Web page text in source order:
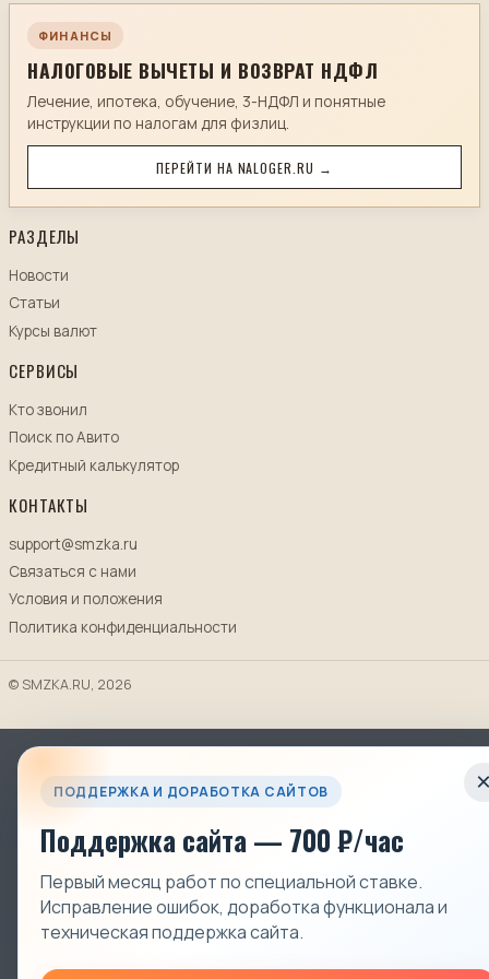
ФИНАНСЫ
НАЛОГОВЫЕ ВЫЧЕТЫ И ВОЗВРАТ НДФЛ
Лечение, ипотека, обучение, 3-НДФЛ и понятные
инструкции по налогам для физлиц.
ПЕРЕЙТИ НА NALOGER.RU →
РАЗДЕЛЫ
Новости
Статьи
Курсы валют
СЕРВИСЫ
Кто звонил
Поиск по Авито
Кредитный калькулятор
КОНТАКТЫ
support@smzka.ru
Связаться с нами
Условия и положения
Политика конфиденциальности
© SMZKA.RU, 2026
ПОДДЕРЖКА И ДОРАБОТКА САЙТОВ
Поддержка сайта — 700 ₽/час
Первый месяц работ по специальной ставке.
Исправление ошибок, доработка функционала и
техническая поддержка сайта.